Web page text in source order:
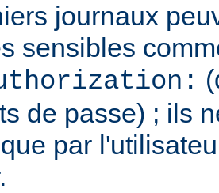
journaux
sensibles
de passe) ; ils
par